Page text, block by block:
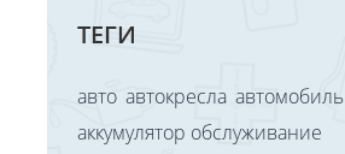
ТЕГИ
авто автокресла автомобиль
аккумулятор обслуживание